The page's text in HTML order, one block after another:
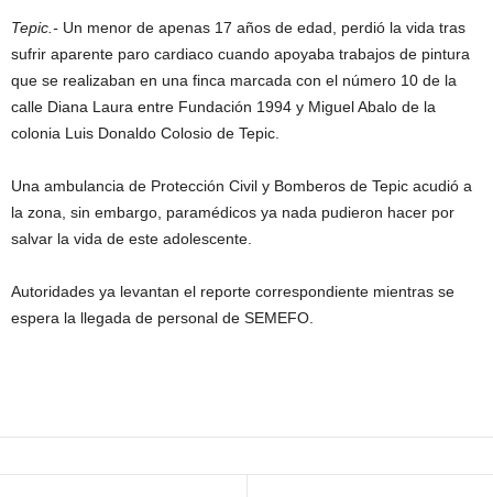
Tepic.- Un menor de apenas 17 años de edad, perdió la vida tras
sufrir aparente paro cardiaco cuando apoyaba trabajos de pintura
que se realizaban en una finca marcada con el número 10 de la
calle Diana Laura entre Fundación 1994 y Miguel Abalo de la
colonia Luis Donaldo Colosio de Tepic.
Una ambulancia de Protección Civil y Bomberos de Tepic acudió a
la zona, sin embargo, paramédicos ya nada pudieron hacer por
salvar la vida de este adolescente.
Autoridades ya levantan el reporte correspondiente mientras se
espera la llegada de personal de SEMEFO.